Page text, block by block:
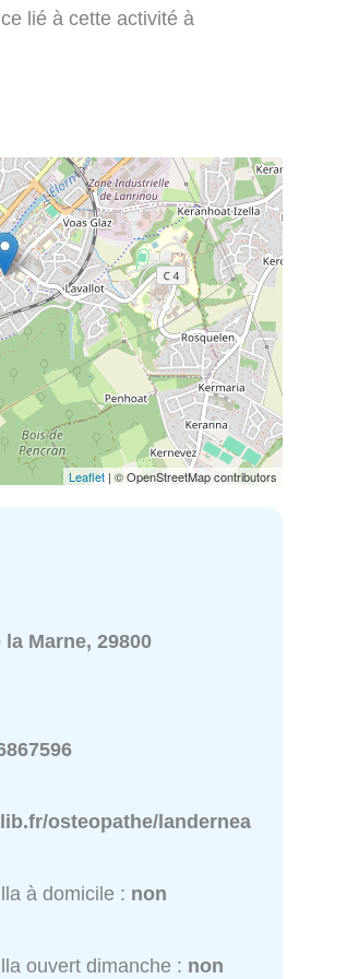
lié à cette activité à
Leaflet | © OpenStreetMap contributors
la Marne, 29800
osteopathe/landernea
à domicile : non
ouvert dimanche : non